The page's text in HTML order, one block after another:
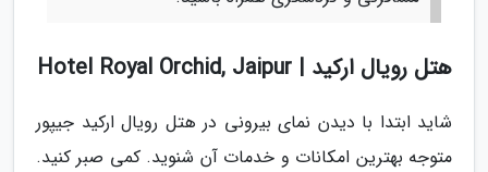
هتل رویال ارکید | Hotel Royal Orchid, Jaipur
شاید ابتدا با دیدن نمای بیرونی در هتل رویال ارکید جیپور
متوجه بهترین امکانات و خدمات آن شنوید. کمی صبر کنید.